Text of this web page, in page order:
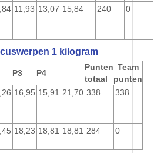
11,93 13,07 15,84 240 0
1 kilogram
P3 P4
Punten
totaal
Team
punten
16,95 15,91 21,70 338 338
18,23 18,81 18,81 284 0